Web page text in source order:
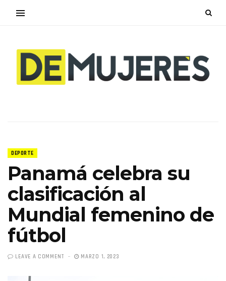
DEPORTE
Panamá celebra su
clasificación al
Mundial femenino de
fútbol
LEAVE A COMMENT MARZO 1, 2023